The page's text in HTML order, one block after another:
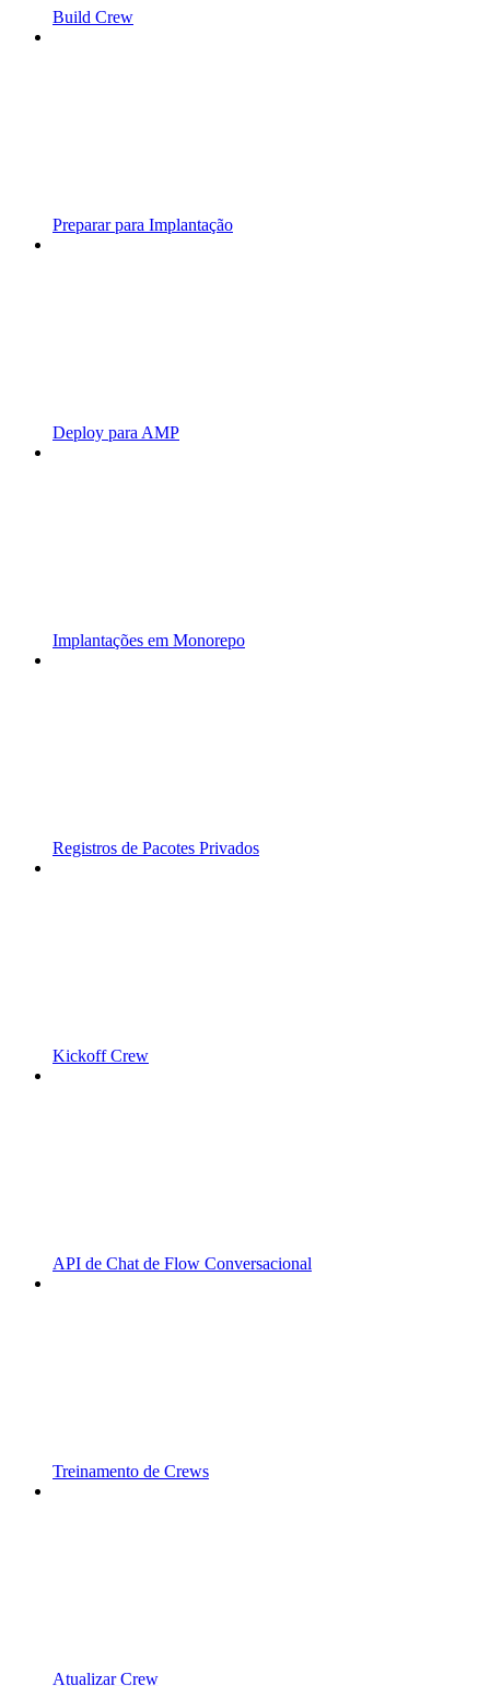
Build Crew
Preparar para Implantação
Deploy para AMP
Implantações em Monorepo
Registros de Pacotes Privados
Kickoff Crew
API de Chat de Flow Conversacional
Treinamento de Crews
Atualizar Crew